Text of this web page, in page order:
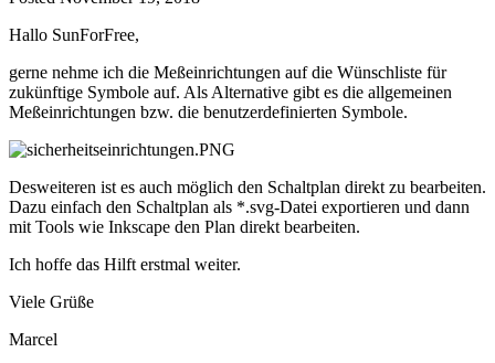
Hallo SunForFree,
gerne nehme ich die Meßeinrichtungen auf die Wünschliste für
zukünftige Symbole auf. Als Alternative gibt es die allgemeinen
Meßeinrichtungen bzw. die benutzerdefinierten Symbole.
Desweiteren ist es auch möglich den Schaltplan direkt zu bearbeiten.
Dazu einfach den Schaltplan als *.svg-Datei exportieren und dann
mit Tools wie Inkscape den Plan direkt bearbeiten.
Ich hoffe das Hilft erstmal weiter.
Viele Grüße
Marcel